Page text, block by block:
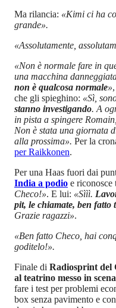
Ma rilancia: «Kimi ci ha
grande».
«Assolutamente,
«Non è normale fare in
una macchina
non è qualcosa normale»
che gli spieghino: «Sì,
stanno investigando. A
in pista a spingere
Non è stata una giornata
alla prossima». Per la
per Raikkonen.
Per una Haas fuori dai
India a podio e riconosce
Checo!». E lui: «Sììì.
pit, le chiamate, ben fatto
Grazie ragazzi».
«Ben fatto Checo, hai
goditelo!».
Finale di Radiosprint del
al teatrino messo in
fare i test per problemi
box senza pavimento e